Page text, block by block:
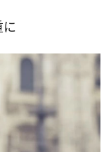
に